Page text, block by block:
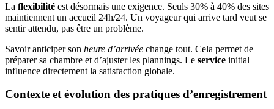
La flexibilité est désormais une exigence. Seuls 30% à 40% des sites
maintiennent un accueil 24h/24. Un voyageur qui arrive tard veut se
sentir attendu, pas être un problème.
Savoir anticiper son heure d’arrivée change tout. Cela permet de
préparer sa chambre et d’ajuster les plannings. Le service initial
influence directement la satisfaction globale.
Contexte et évolution des pratiques d’enregistrement